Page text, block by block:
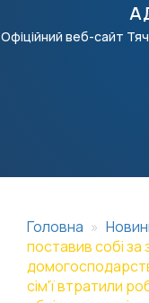
Офіційний веб-сайт
Головна
поставив собі за
сім'ї втратили